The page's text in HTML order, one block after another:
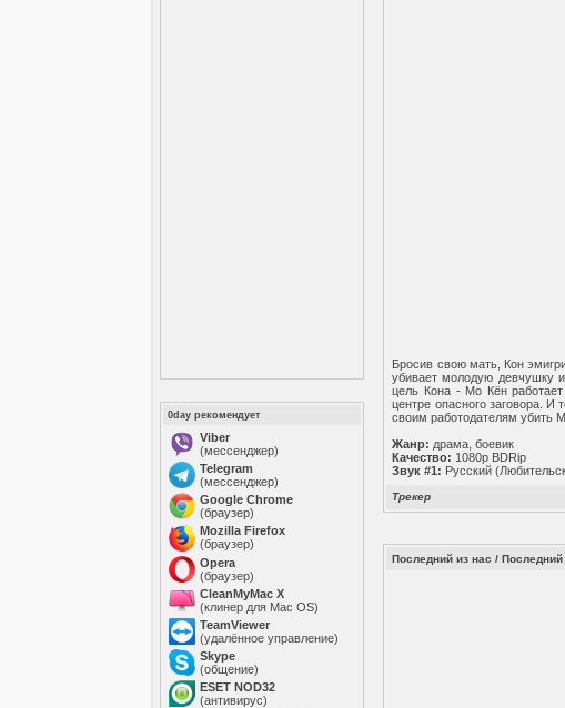
0day рекомендует
Viber
(мессенджер)
Telegram
(мессенджер)
Google Chrome
(браузер)
Mozilla Firefox
(браузер)
Opera
(браузер)
CleanMyMac X
(клинер для Mac OS)
TeamViewer
(удалённое управление)
Skype
(общение)
ESET NOD32
(антивирус)
Бросив свою мать, Кон
убивает молодую девчушку
цель Кона - Мо Кён
центре опасного заговора. И
своим работодателям убить
Жанр: драма, боевик
Качество: 1080p BDRip
Звук #1: Русский
Трекер
Последний из нас /